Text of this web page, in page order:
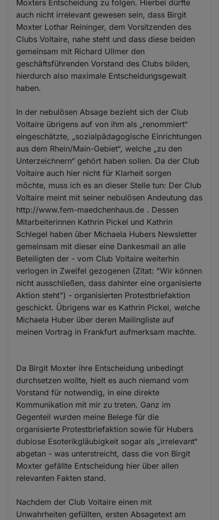
Moxters Entscheidung zu folgen. Hierbei dürfte
auch nicht irrelevant gewesen sein, dass Birgit
Moxter Lothar Reininger, dem Vorsitzenden des
Clubs Voltaire, nahe steht und dass diese beiden
gemeinsam mit Richard Ullmer den
geschäftsführenden Vorstand des Clubs bilden,
hierdurch also maximale Entscheidungsgewalt
haben.
In der nebulösen Absage bezieht sich der Club
Voltaire übrigens auf von ihm als „renommiert“
eingeschätzte, „sozialpädagogische Einrichtungen
aus dem Rhein/Main-Gebiet“, welche „zu den
Unterzeichnern“ gehört haben sollen. Da der Club
Voltaire auch hier nicht für Klarheit sorgen
möchte, muss ich es an dieser Stelle tun: Der Club
Voltaire meint mit seiner nebulösen Andeutung das
http://www.fem-maedchenhaus.de . Dessen
Mitarbeiterinnen Kathrin Pickel und Kathrin
Schlegel haben über Michaela Hubers Newsletter
gemeinsam mit dieser eine Dankesmail an alle
Beteiligten der - vom Club Voltaire weiterhin
verlogen in Zweifel gezogenen (Zitat: "Wir können
nicht ausschließen, dass dahinter eine organisierte
Aktion steht") - organisierten Protestbriefaktion
geschickt. Übrigens war es Kathrin Pickel, welche
Michaela Huber über deren Mailingliste auf
meinen Vortrag in Frankfurt aufmerksam machte.
Da Birgit Moxter ihre Entscheidung unbedingt
durchsetzen wollte, hielt es auch niemand vom
Vorstand für notwendig, in eine direkte
Kommunikation mit mir zu treten. Ganz im
Gegenteil wurden meine Belege für die
organisierte Protestbriefaktion sowie für Hubers
dubiose Esoterikgläubigkeit sogar als „irrelevant“
abgetan - was unterstreicht, dass die von Birgit
Moxter gefällte Entscheidung hier über allen
relevanten Fakten stand.
Nachdem der Club Voltaire einen mit
Unwahrheiten gefüllten, ersten Absagetext am